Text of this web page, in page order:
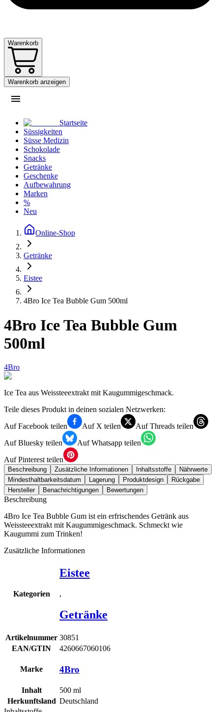
Warenkorb
Warenkorb anzeigen
Startseite
Süssigkeiten
Süsse Medizin
Schokolade
Snacks
Getränke
Geschenke
Aufbewahrung
Marken
%
Neu
Online-Shop
Getränke
Eistee
4Bro Ice Tea Bubble Gum 500ml
4Bro Ice Tea Bubble Gum
500ml
4Bro
Ice Tea aus Weissteeextrakt mit Kaugummigeschmack.
Teile dieses Produkt in deinen sozialen Netzwerken:
Auf Facebook teilen
Auf X teilen
Auf Threads teilen
Auf Bluesky teilen
Auf Whatsapp teilen
Auf Pinterest teilen
Beschreibung Zusätzliche Informationen Inhaltsstoffe
Nährwerte
Mindesthaltbarkeitsdatum
Lagerung Produktdesign
Rückgabe
Hersteller
Benachrichtigungen Bewertungen
Beschreibung
4Bro Ice Tea Bubble Gum ist ein erfrischendes Getränk aus
Weissteeextrakt mit Kaugummigeschmack. Schmeckt wie
Kaugummi zum Trinken!
Zusätzliche Informationen
Kategorien
Eistee
,
Getränke
Artikelnummer 30851
EAN/GTIN
4260667060106
Marke 4Bro
Inhalt 500 ml
Herkunftsland Deutschland